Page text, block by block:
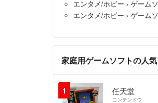
エンタメ/ホビー › ゲーム
エンタメ/ホビー › ゲーム
家庭用ゲームソフトの人
1 任天堂
ニンテンドウ